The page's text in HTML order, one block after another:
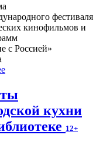
фестиваля
кинофильмов и
с Россией»
кухни
12+